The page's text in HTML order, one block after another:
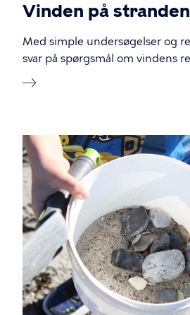
Vinden på
Med simple undersøgelser og
svar på spørgsmål om vindens